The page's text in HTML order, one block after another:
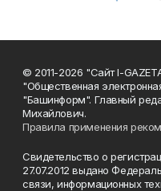
© 2011-2026 "Сайт I-
"Общественная
"Башинформ". Главный
Михайлович.
Правила применения
Свидетельство о
27.07.2012 выдано
связи, информационных